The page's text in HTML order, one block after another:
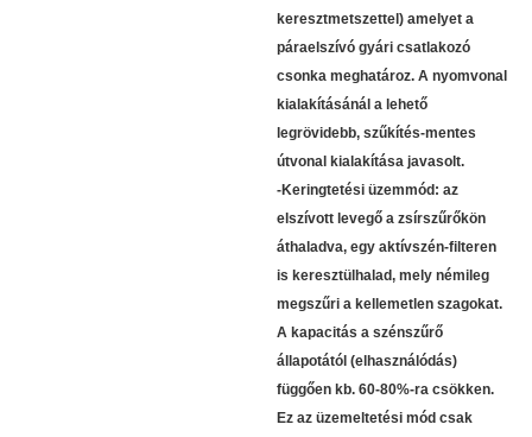
keresztmetszettel) amelyet a
páraelszívó gyári csatlakozó
csonka meghatároz. A nyomvonal
kialakításánál a lehető
legrövidebb, szűkítés-mentes
útvonal kialakítása javasolt.
-Keringtetési üzemmód: az
elszívott levegő a zsírszűrőkön
áthaladva, egy aktívszén-filteren
is keresztülhalad, mely némileg
megszűri a kellemetlen szagokat.
A kapacitás a szénszűrő
állapotától (elhasználódás)
függően kb. 60-80%-ra csökken.
Ez az üzemeltetési mód csak